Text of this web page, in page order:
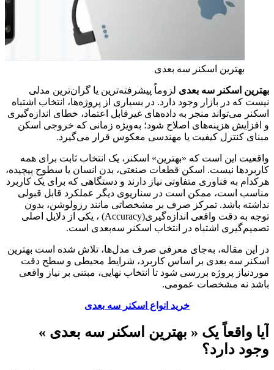
بهترین اسکنر سه بعدی
بهترین اسکنر سه بعدی لزوماً پیشرفته‌ترین یا گران‌ترین مدلی
نیست که در بازار وجود دارد. در بسیاری از پروژه‌ها، انتخاب اشتباه
اسکنر می‌تواند منجر به داده‌های غیرقابل اعتماد، خطای اندازه‌گیری
و افزایش هزینه‌های اصلاح شود؛ به‌ویژه زمانی که خروجی اسکن
مبنای کنترل کیفیت یا مهندسی معکوس قرار می‌گیرد.
واقعیت این است که «بهترین» اسکنر، یک انتخاب ثابت برای همه
کاربردها نیست. اسکن قطعات صنعتی، بدن انسان یا سطوح پیچیده،
هرکدام به فناوری متفاوتی نیاز دارند و دستگاهی که برای یک کاربرد
مناسب است، ممکن است در سناریوی دیگر عملکرد قابل قبولی
نداشته باشد. تمرکز صرف بر مشخصاتی مانند رزولوشن، بدون
توجه به دقت واقعی اندازه‌گیری(Accuracy) ، یکی از دلایل اصلی
تصمیم‌گیری اشتباه در انتخاب اسکنر سه‌بعدی است.
در این مقاله، به‌جای معرفی صرف مدل‌ها، تلاش شده است بهترین
اسکنر سه بعدی بر اساس کاربرد، شرایط محیطی و سطح دقت
موردنیاز پروژه بررسی شود تا انتخاب نهایی، مبتنی بر نیاز واقعی
باشد نه مشخصات عمومی.
خرید انواع اسکنر سه بعدی
آیا واقعاً یک « بهترین اسکنر سه بعدی »
وجود دارد؟